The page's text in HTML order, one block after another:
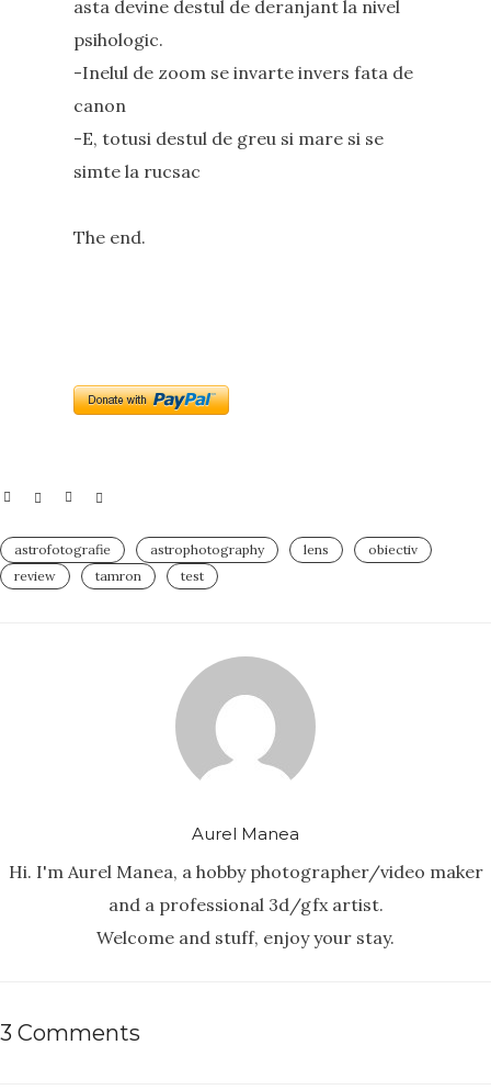
asta devine destul de deranjant la nivel
psihologic.
-Inelul de zoom se invarte invers fata de
canon
-E, totusi destul de greu si mare si se
simte la rucsac
The end.
astrofotografie astrophotography lens
obiectiv
review
tamron test
Aurel Manea
Hi. I'm Aurel Manea, a hobby photographer/video maker
and a professional 3d/gfx artist.
Welcome and stuff, enjoy your stay.
3 Comments